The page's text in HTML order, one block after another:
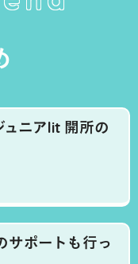
ュニアlit 開所の
サポートも行っ